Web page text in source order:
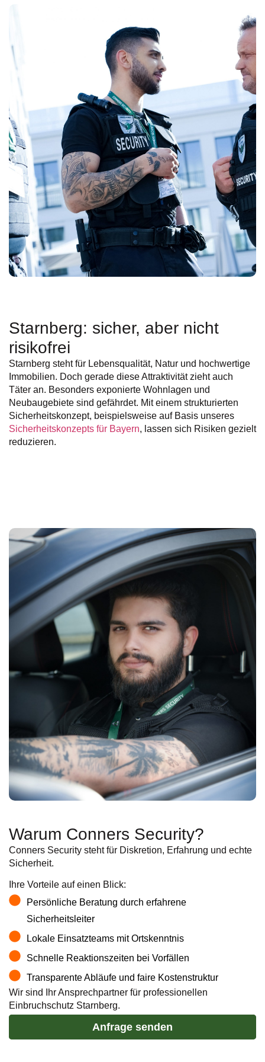
Starnberg: sicher, aber nicht
risikofrei
Starnberg steht für Lebensqualität, Natur und hochwertige
Immobilien. Doch gerade diese Attraktivität zieht auch
Täter an. Besonders exponierte Wohnlagen und
Neubaugebiete sind gefährdet. Mit einem strukturierten
Sicherheitskonzept, beispielsweise auf Basis unseres
Sicherheitskonzepts für Bayern, lassen sich Risiken gezielt
reduzieren.
Warum Conners Security?
Conners Security steht für Diskretion, Erfahrung und echte
Sicherheit.
Ihre Vorteile auf einen Blick:
Persönliche Beratung durch erfahrene
Sicherheitsleiter
Lokale Einsatzteams mit Ortskenntnis
Schnelle Reaktionszeiten bei Vorfällen
Transparente Abläufe und faire Kostenstruktur
Wir sind Ihr Ansprechpartner für professionellen
Einbruchschutz Starnberg.
Anfrage senden